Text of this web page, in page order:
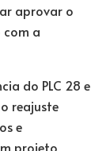
aprovar o
a
do PLC 28 e
reajuste
e
projeto